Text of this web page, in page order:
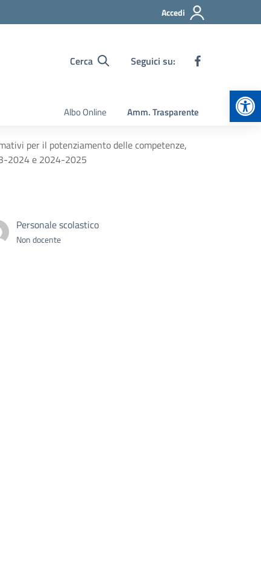
Accedi
Cerca Seguici su:
Albo Online Amm. Trasparente
per il potenziamento delle competenze,
2024 e 2024-2025
Personale scolastico
Non docente